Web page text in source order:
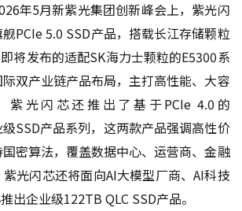
年5月新紫光集团创新峰会上，紫光闪
PCIe 5.0 SSD产品，搭载长江存储颗粒
将发布的适配SK海力士颗粒的E5300系
双产业链产品布局，主打高性能、大容
紫光闪芯还推出了基于PCIe 4.0的
SSD产品系列，这两款产品强调高性价
密算法，覆盖数据中心、运营商、金融
光闪芯还将面向AI大模型厂商、AI科技
出企业级122TB QLC SSD产品。